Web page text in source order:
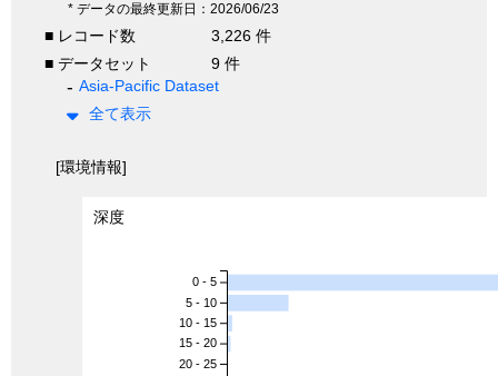
* データの最終更新日：2026/06/23
■ レコード数
3,226 件
■ データセット
9 件
Asia-Pacific Dataset
全て表示
[環境情報]
深度
0 - 5
5 - 10
10 - 15
15 - 20
20 - 25